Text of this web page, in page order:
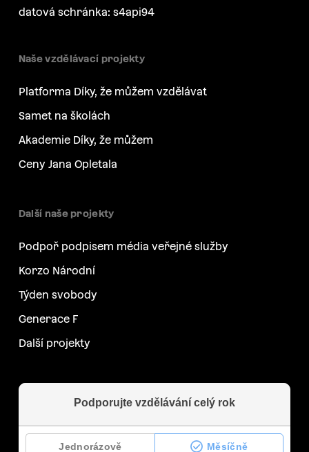
datová schránka: s4api94
Naše vzdělávací projekty
Platforma Díky, že můžem vzdělávat
Samet na školách
Akademie Díky, že můžem
Ceny Jana Opletala
Další naše projekty
Podpoř podpisem média veřejné služby
Korzo Národní
Týden svobody
Generace F
Další projekty